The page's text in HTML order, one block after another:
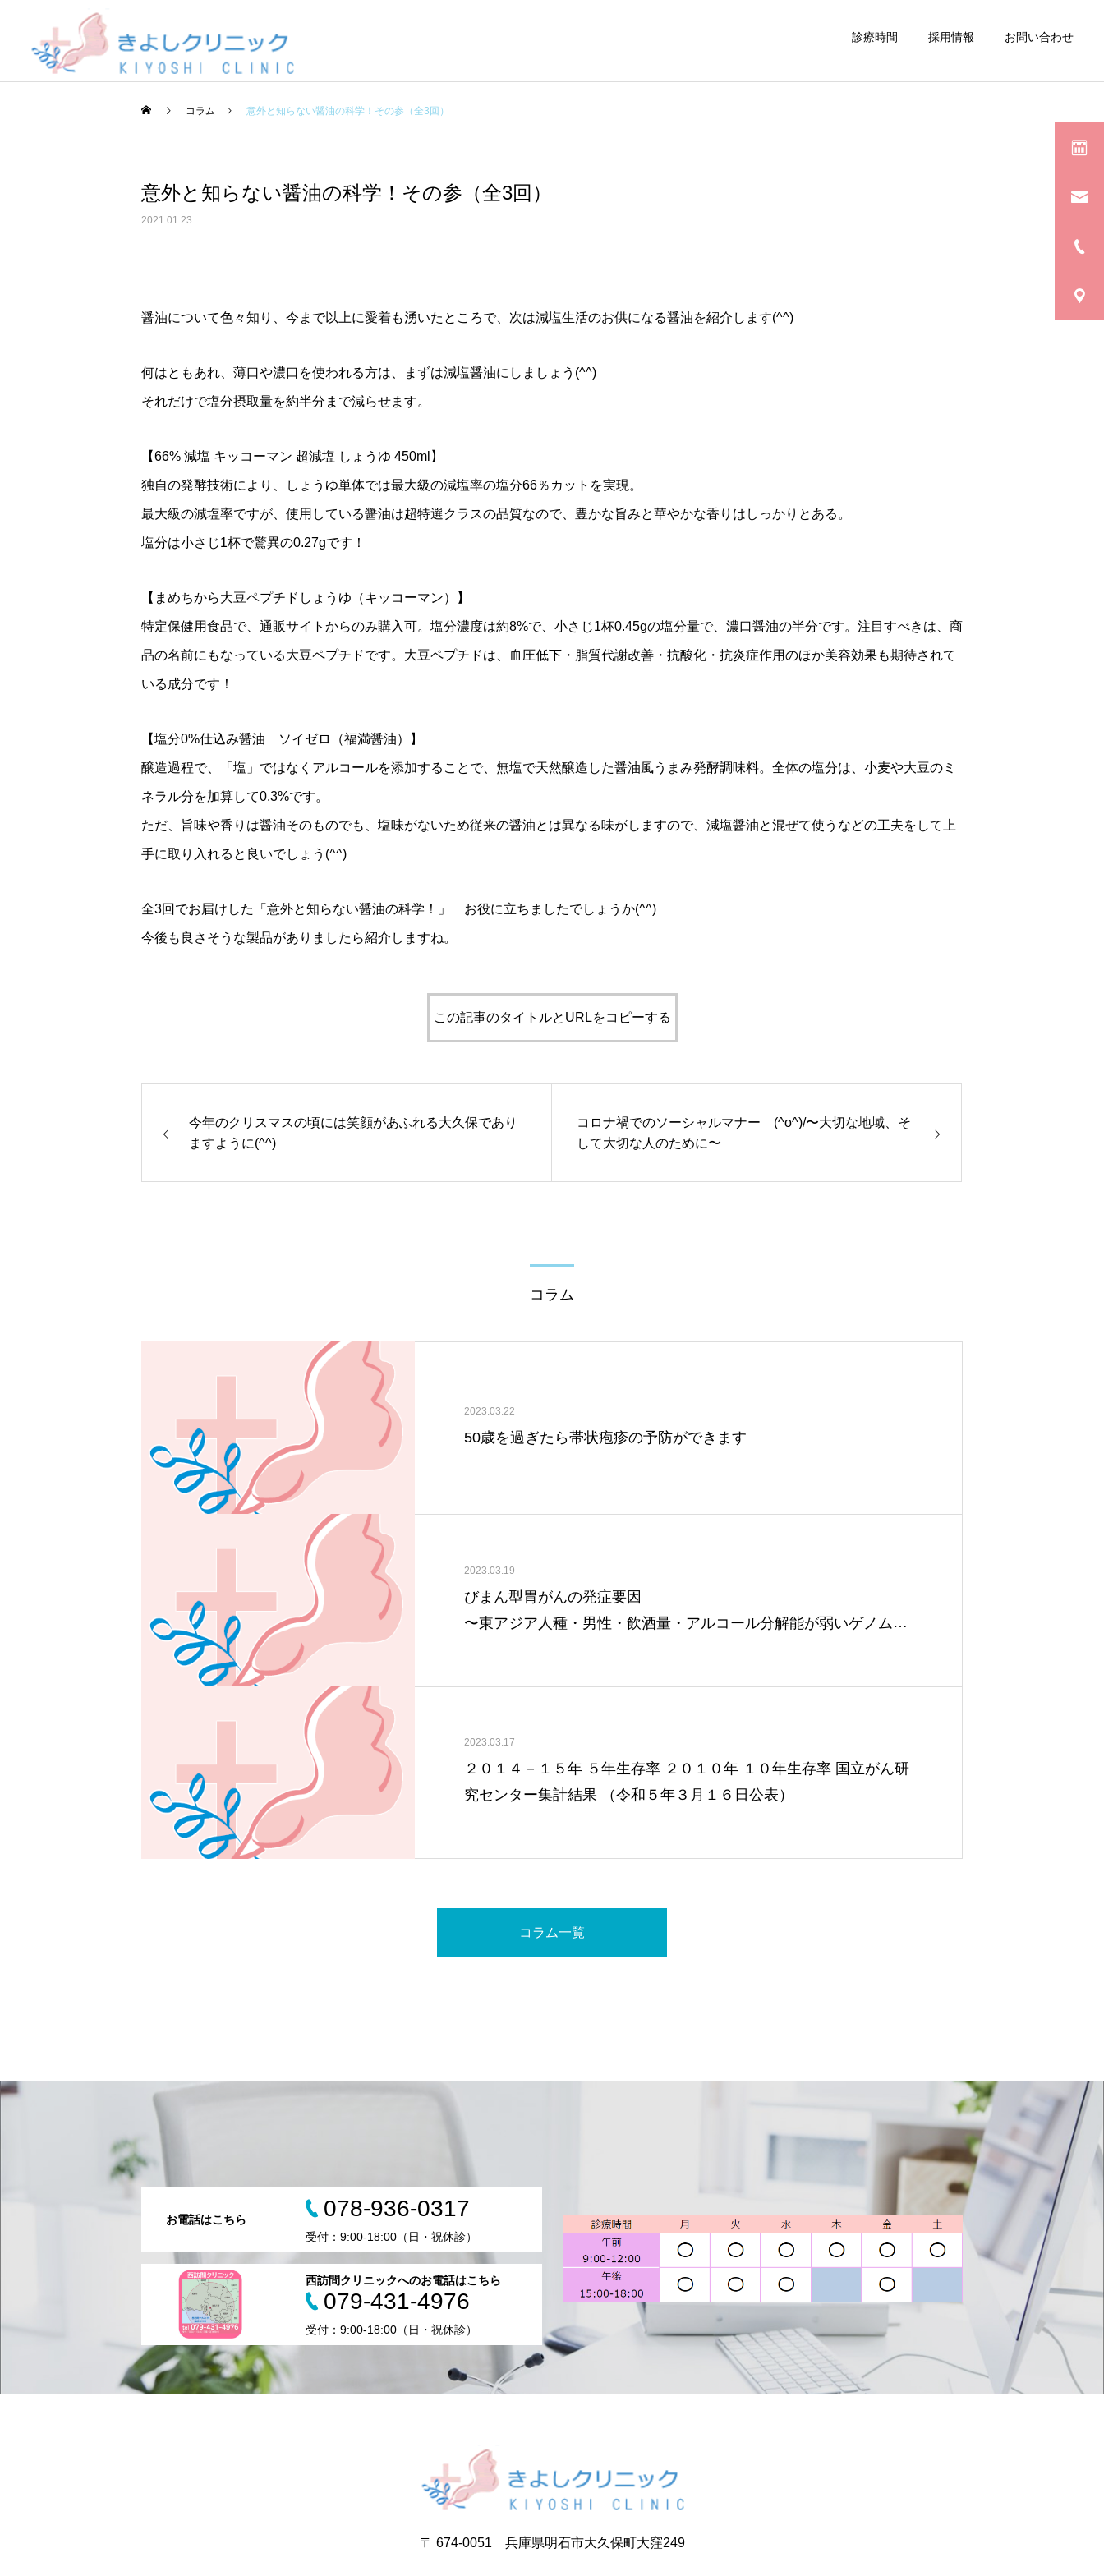
診療時間 採用情報 お問い合わせ
コラム 意外と知らない醤油の科学！その参（全3回）
意外と知らない醤油の科学！その参（全3回）
2021.01.23
醤油について色々知り、今まで以上に愛着も湧いたところで、次は減塩生活のお供になる醤油を紹介します(^^)
何はともあれ、薄口や濃口を使われる方は、まずは減塩醤油にしましょう(^^)
それだけで塩分摂取量を約半分まで減らせます。
【66% 減塩 キッコーマン 超減塩 しょうゆ 450ml】
独自の発酵技術により、しょうゆ単体では最大級の減塩率の塩分66％カットを実現。
最大級の減塩率ですが、使用している醤油は超特選クラスの品質なので、豊かな旨みと華やかな香りはしっかりとある。
塩分は小さじ1杯で驚異の0.27gです！
【まめちから大豆ペプチドしょうゆ（キッコーマン）】
特定保健用食品で、通販サイトからのみ購入可。塩分濃度は約8%で、小さじ1杯0.45gの塩分量で、濃口醤油の半分です。注目すべきは、商
品の名前にもなっている大豆ペプチドです。大豆ペプチドは、血圧低下・脂質代謝改善・抗酸化・抗炎症作用のほか美容効果も期待されて
いる成分です！
【塩分0%仕込み醤油 ソイゼロ（福満醤油）】
醸造過程で、「塩」ではなくアルコールを添加することで、無塩で天然醸造した醤油風うまみ発酵調味料。全体の塩分は、小麦や大豆のミ
ネラル分を加算して0.3%です。
ただ、旨味や香りは醤油そのものでも、塩味がないため従来の醤油とは異なる味がしますので、減塩醤油と混ぜて使うなどの工夫をして上
手に取り入れると良いでしょう(^^)
全3回でお届けした「意外と知らない醤油の科学！」 お役に立ちましたでしょうか(^^)
今後も良さそうな製品がありましたら紹介しますね。
この記事のタイトルとURLをコピーする
今年のクリスマスの頃には笑顔があふれる大久保であり
ますように(^^)
コロナ禍でのソーシャルマナー (^o^)/〜大切な地域、そ
して大切な人のために〜
コラム
2023.03.22
50歳を過ぎたら帯状疱疹の予防ができます
2023.03.19
びまん型胃がんの発症要因
〜東アジア人種・男性・飲酒量・アルコール分解能が弱いゲノム多
2023.03.17
２０１４－１５年 ５年生存率 ２０１０年 １０年生存率 国立がん研
究センター集計結果 （令和５年３月１６日公表）
コラム一覧
お電話はこちら 078-936-0317
受付：9:00-18:00（日・祝休診）
西訪問クリニックへのお電話はこちら
079-431-4976
受付：9:00-18:00（日・祝休診）
〒 674-0051 兵庫県明石市大久保町大窪249